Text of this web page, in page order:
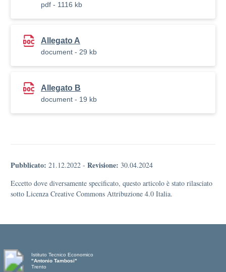
pdf - 1116 kb
Allegato A
document - 29 kb
Allegato B
document - 19 kb
Pubblicato: 21.12.2022 - Revisione: 30.04.2024
Eccetto dove diversamente specificato, questo articolo è stato rilasciato
sotto Licenza Creative Commons Attribuzione 4.0 Italia.
Istituto Tecnico Economico
"Antonio Tambosi"
Trento